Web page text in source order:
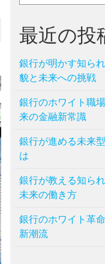
最近の投
銀行が明かす知ら
貌と未来への挑戦
銀行のホワイト職
来の金融新常識
銀行が進める未来
は
銀行が教える知ら
未来の働き方
銀行のホワイト革
新潮流